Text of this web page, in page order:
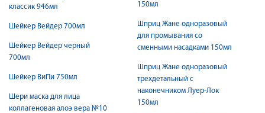
классик 946мл
Шейкер Вейдер 700мл
Шейкер Вейдер черный
700мл
Шейкер ВиПи 750мл
Шери маска для лица
коллагеновая алоэ вера №10
150мл
Шприц Жане одноразовый
для промывания со
сменными насадками 150мл
Шприц Жане одноразовый
трехдетальный с
наконечником Луер-Лок
150мл